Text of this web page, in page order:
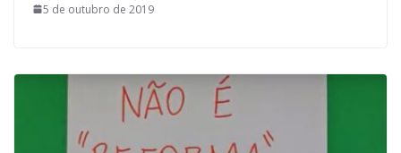
5 de outubro de 2019